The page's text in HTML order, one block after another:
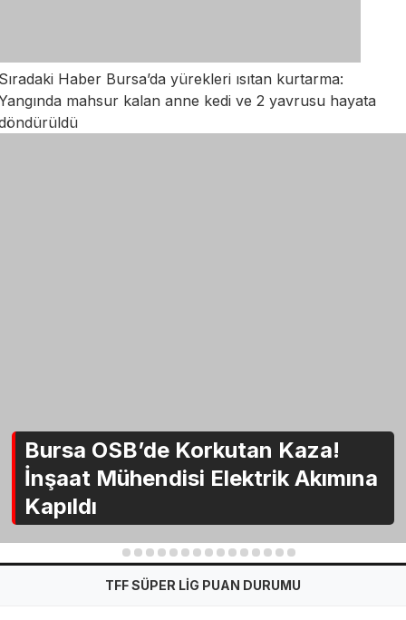
Haber Bursa’da yürekleri ısıtan kurtarma:
mahsur kalan anne kedi ve 2 yavrusu hayata
Bursa OSB’de Korkutan Kaza!
İnşaat Mühendisi Elektrik Akımına
Kapıldı
2 3 4 5 6 7 8 9 10 11 12 13 14 15
TFF SÜPER LİG PUAN DURUMU